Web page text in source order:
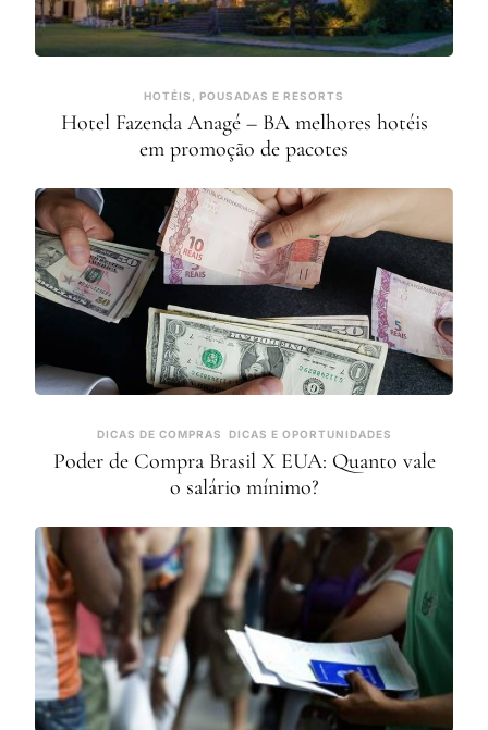
HOTÉIS, POUSADAS E RESORTS
Hotel Fazenda Anagé – BA melhores hotéis
em promoção de pacotes
DICAS DE COMPRAS DICAS E OPORTUNIDADES
Poder de Compra Brasil X EUA: Quanto vale
o salário mínimo?